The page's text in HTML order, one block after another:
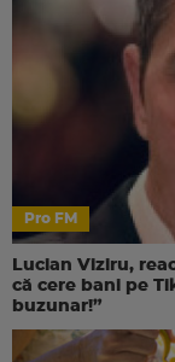
Pro FM
Lucian Viziru,
că cere bani pe
buzunar!”